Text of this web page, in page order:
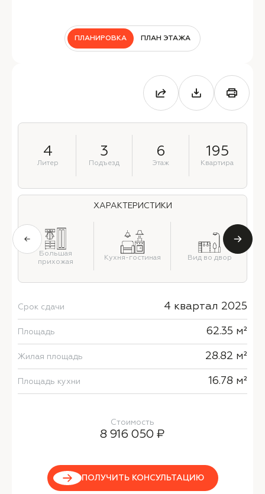
ПЛАНИРОВКА ПЛАН ЭТАЖА
4
Литер
3
Подъезд
6
Этаж
195
Квартира
ХАРАКТЕРИСТИКИ
Большая
прихожая
Кухня-гостиная Вид во двор
Срок сдачи 4 квартал 2025
Площадь 62.35 м²
Жилая площадь 28.82 м²
Площадь кухни 16.78 м²
Стоимость
8 916 050 ₽
ПОЛУЧИТЬ КОНСУЛЬТАЦИЮ